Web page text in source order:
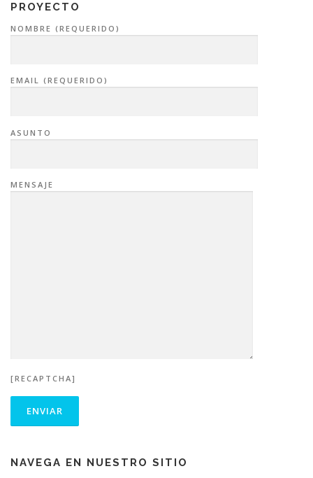
PROYECTO
NOMBRE (REQUERIDO)
EMAIL (REQUERIDO)
ASUNTO
MENSAJE
[RECAPTCHA]
NAVEGA EN NUESTRO SITIO